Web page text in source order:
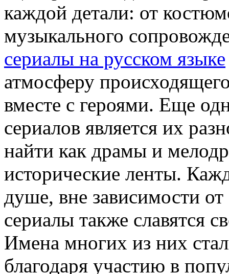
каждой детали: от
музыкального
сериалы на русском языке
атмосферу
вместе с героями. Еще
сериалов является их
найти как драмы и
исторические ленты.
душе, вне зависимости
сериалы также славятся
Имена многих из них
благодаря участию в